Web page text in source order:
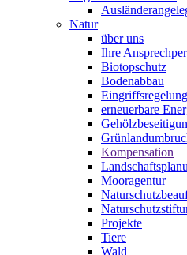
Natur
über uns
Ihre
Biotopschutz
Bodenabbau
Eingriffsregelung
erneuerbare
Kompensation
Mooragentur
Projekte
Tiere
Wald